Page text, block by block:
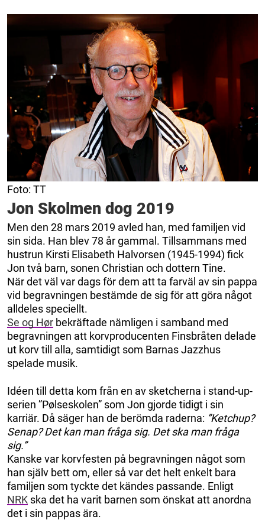
Foto: TT
Jon Skolmen dog 2019
Men den 28 mars 2019 avled han, med familjen vid
sin sida. Han blev 78 år gammal. Tillsammans med
hustrun Kirsti Elisabeth Halvorsen (1945-1994) fick
Jon två barn, sonen Christian och dottern Tine.
När det väl var dags för dem att ta farväl av sin pappa
vid begravningen bestämde de sig för att göra något
alldeles speciellt.
Se og Hør bekräftade nämligen i samband med
begravningen att korvproducenten Finsbråten delade
ut korv till alla, samtidigt som Barnas Jazzhus
spelade musik.
Idéen till detta kom från en av sketcherna i stand-up-
serien ”Pølseskolen” som Jon gjorde tidigt i sin
karriär. Då säger han de berömda raderna: ”Ketchup?
Senap? Det kan man fråga sig. Det ska man fråga
sig.”
Kanske var korvfesten på begravningen något som
han själv bett om, eller så var det helt enkelt bara
familjen som tyckte det kändes passande. Enligt
NRK ska det ha varit barnen som önskat att anordna
det i sin pappas ära.